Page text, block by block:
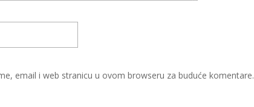
email i web stranicu u ovom browseru za buduće komentare.